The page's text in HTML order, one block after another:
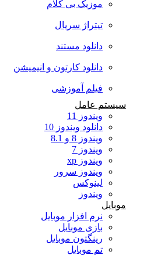
موزیک بی کلام
تیتراژ سریال
دانلود مستند
دانلود کارتون و انیمیشن
فیلم آموزشی
سیستم عامل
ویندوز 11
دانلود ویندوز 10
ویندوز 8 و 8.1
ویندوز 7
ویندوز xp
ویندوز سرور
لینوکس
ویندوز
موبایل
نرم افزار موبایل
بازی موبایل
رینگتون موبایل
تم موبایل